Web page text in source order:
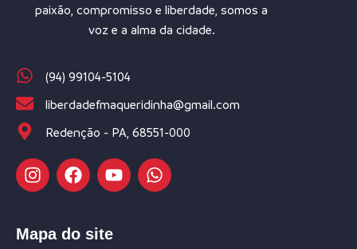
paixão, compromisso e liberdade, somos a
voz e a alma da cidade.
(94) 99104-5104
liberdadefmaqueridinha@gmail.com
Redenção - PA, 68551-000
Mapa do site